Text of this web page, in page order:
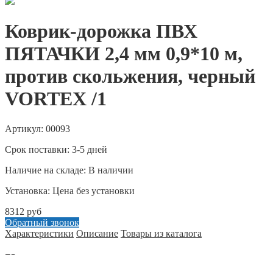
Коврик-дорожка ПВХ
ПЯТАЧКИ 2,4 мм 0,9*10 м,
против скольжения, черный
VORTEX /1
Артикул: 00093
Срок поставки: 3-5 дней
Наличие на складе: В наличии
Установка: Цена без установки
8312 руб
Обратный звонок
Характеристики Описание Товары из каталога